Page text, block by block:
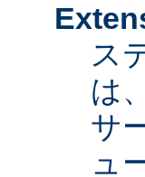
ス
は
サ
ュ